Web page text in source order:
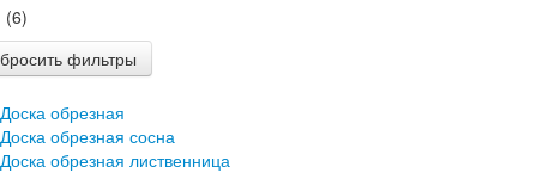
(6)
фильтры
Доска обрезная
Доска обрезная сосна
Доска обрезная лиственница